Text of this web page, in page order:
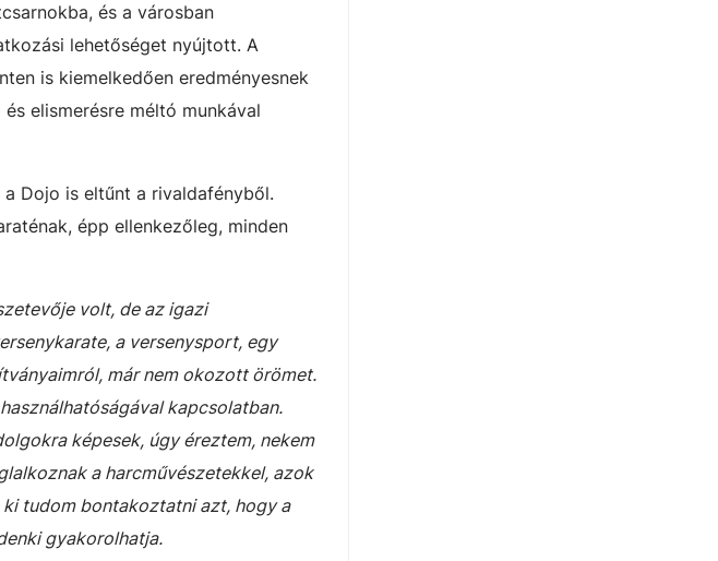
és a városban
lehetőséget nyújtott. A
is kiemelkedően eredményesnek
elismerésre méltó munkával
Dojo is eltűnt a rivaldafényből.
épp ellenkezőleg, minden
volt, de az igazi
a versenysport, egy
már nem okozott örömet.
kapcsolatban.
képesek, úgy éreztem, nekem
a harcművészetekkel, azok
tudom bontakoztatni azt, hogy a
gyakorolhatja.